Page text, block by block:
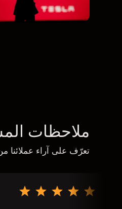
ملاحظات
تعرّف على آراء عملائنا